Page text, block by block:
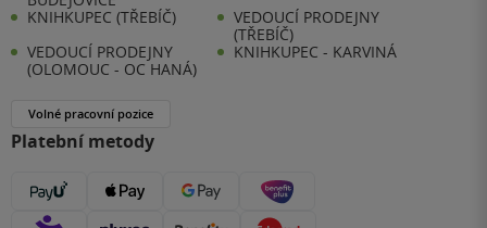
KNIHKUPEC (TŘEBÍČ)
VEDOUCÍ PRODEJNY
(TŘEBÍČ)
VEDOUCÍ PRODEJNY
(OLOMOUC - OC HANÁ)
KNIHKUPEC - KARVINÁ
Volné pracovní pozice
Platební metody